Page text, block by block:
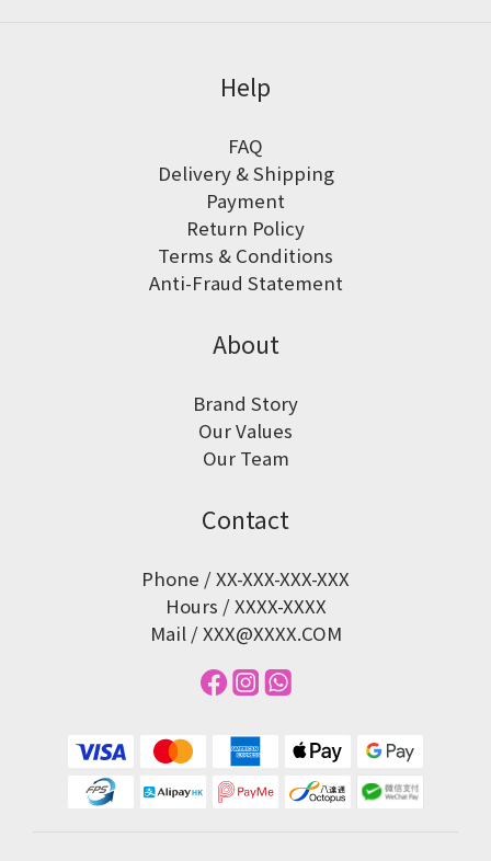
Help
FAQ
Delivery & Shipping
Payment
Return Policy
Terms & Conditions
Anti-Fraud Statement
About
Brand Story
Our Values
Our Team
Contact
Phone / XX-XXX-XXX-XXX
Hours / XXXX-XXXX
Mail / XXX@XXXX.COM